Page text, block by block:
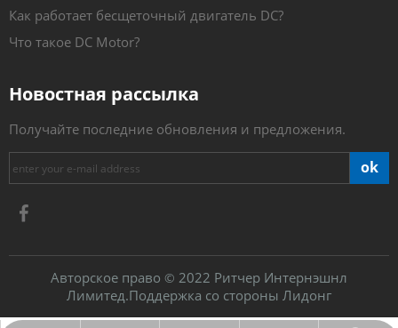
Как работает бесщеточный двигатель DC?
Что такое DC Motor?
Новостная рассылка
Получайте последние обновления и предложения.
ok
Авторское право © 2022 Ритчер Интернэшнл
Лимитед.Поддержка со стороны Лидонг